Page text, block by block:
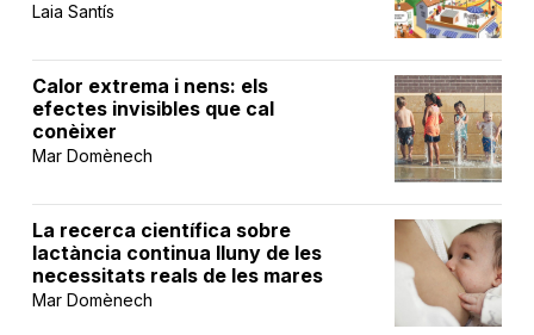
Laia Santís
Calor extrema i nens: els
efectes invisibles que cal
conèixer
Mar Domènech
La recerca científica sobre
lactància continua lluny de les
necessitats reals de les mares
Mar Domènech